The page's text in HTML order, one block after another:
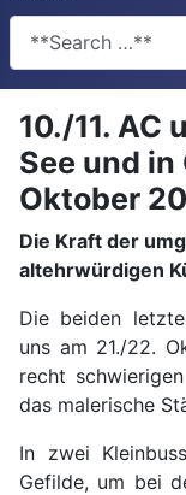
**Search**
10./11. AC
See und in
Oktober
Die Kraft der
altehrwürdigen
Die beiden
uns am 21./22.
recht
das malerische
In zwei
Gefilde, um bei